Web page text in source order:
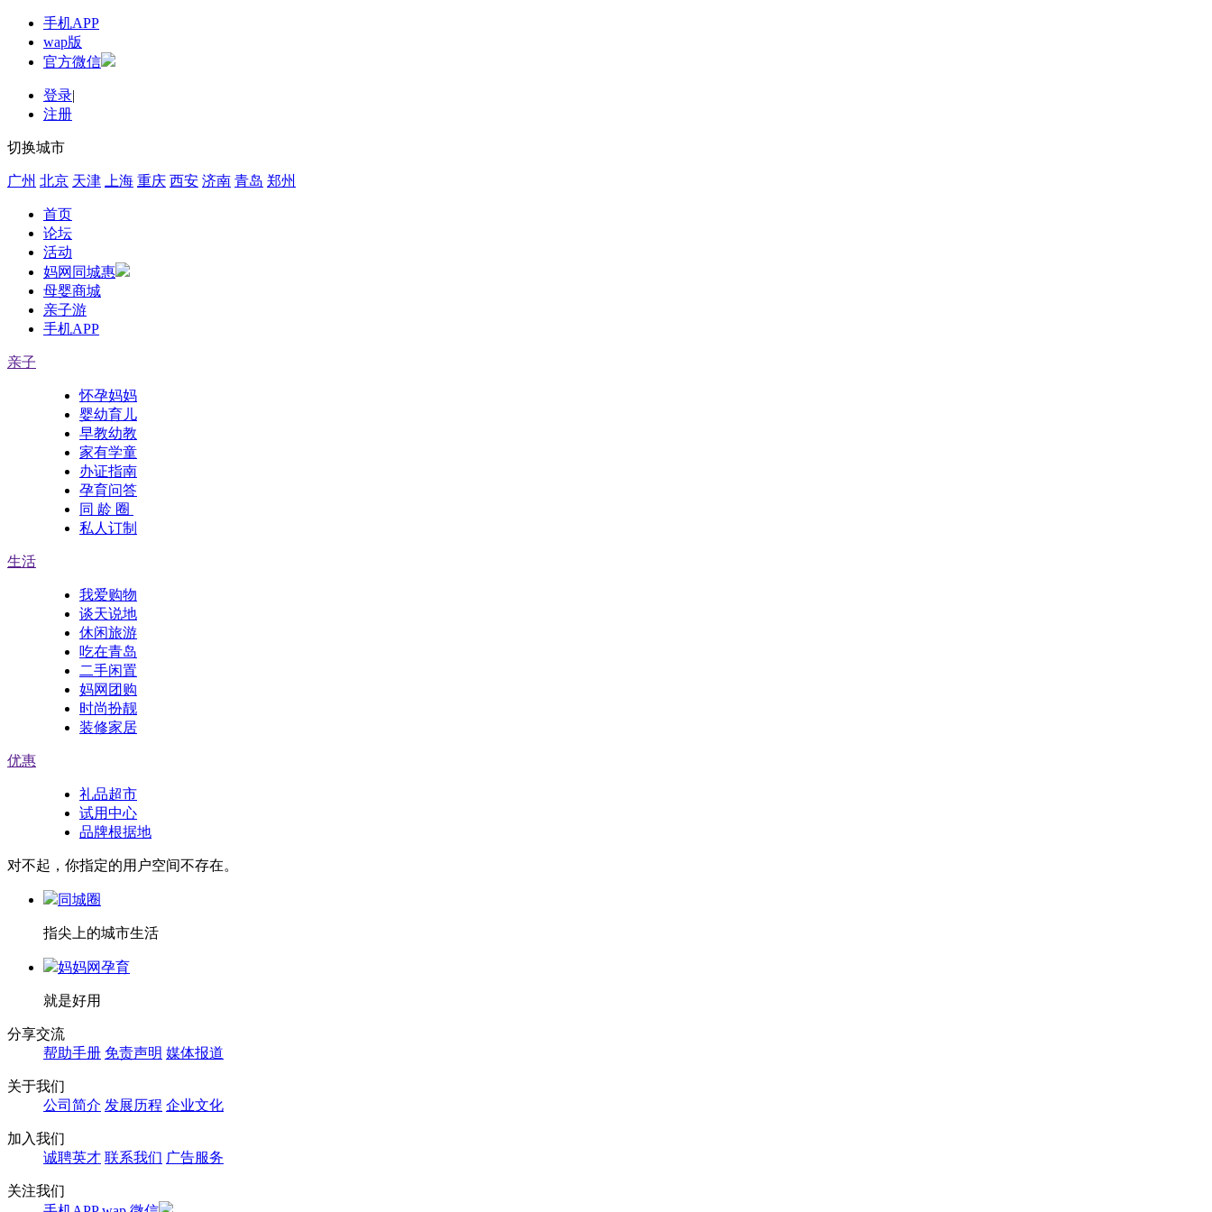
手机APP
wap版
官方微信
登录|
注册
切换城市
广州 北京 天津 上海 重庆 西安 济南 青岛 郑州
首页
论坛
活动
妈网同城惠
母婴商城
亲子游
手机APP
亲子
怀孕妈妈
婴幼育儿
早教幼教
家有学童
办证指南
孕育问答
同 龄 圈
私人订制
生活
我爱购物
谈天说地
休闲旅游
吃在青岛
二手闲置
妈网团购
时尚扮靓
装修家居
优惠
礼品超市
试用中心
品牌根据地
对不起，你指定的用户空间不存在。
同城圈
指尖上的城市生活
妈妈网孕育
就是好用
分享交流
帮助手册 免责声明 媒体报道
关于我们
公司简介 发展历程 企业文化
加入我们
诚聘英才 联系我们 广告服务
关注我们